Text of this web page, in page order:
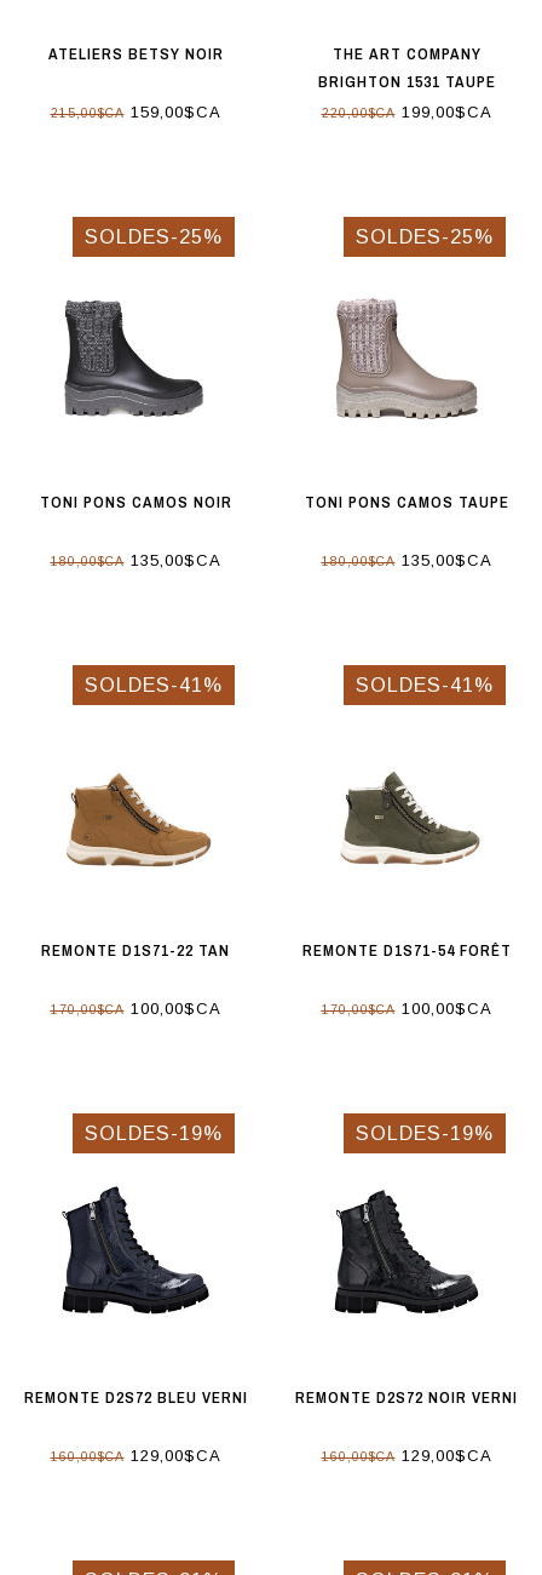
ATELIERS BETSY NOIR
215,00$CA159,00$CA
THE ART COMPANY
BRIGHTON 1531 TAUPE
220,00$CA199,00$CA
SOLDES-25%
TONI PONS CAMOS NOIR
180,00$CA135,00$CA
SOLDES-25%
TONI PONS CAMOS TAUPE
180,00$CA135,00$CA
SOLDES-41%
REMONTE D1S71-22 TAN
170,00$CA100,00$CA
SOLDES-41%
REMONTE D1S71-54 FORÊT
170,00$CA100,00$CA
SOLDES-19%
REMONTE D2S72 BLEU VERNI
160,00$CA129,00$CA
SOLDES-19%
REMONTE D2S72 NOIR VERNI
160,00$CA129,00$CA